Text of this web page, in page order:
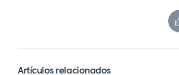
Artículos relacionados